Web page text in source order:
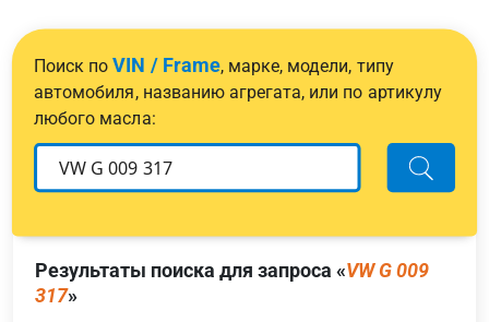
Поиск поVIN / Frame, марке, модели, типу
автомобиля, названию агрегата, или по артикулу
любого масла:
Результаты поиска для запроса «VW G 009
317»